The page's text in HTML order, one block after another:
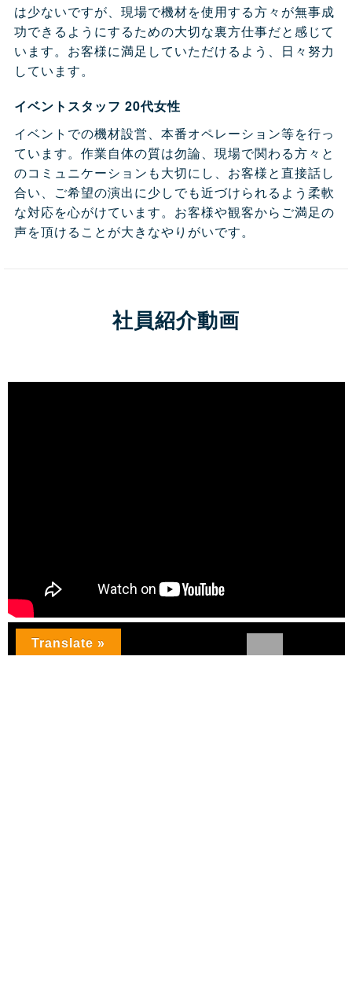
は少ないですが、現場で機材を使用する方々が無事成
功できるようにするための大切な裏方仕事だと感じて
います。お客様に満足していただけるよう、日々努力
しています。
イベントスタッフ 20代女性
イベントでの機材設営、本番オペレーション等を行っ
ています。作業自体の質は勿論、現場で関わる方々と
のコミュニケーションも大切にし、お客様と直接話し
合い、ご希望の演出に少しでも近づけられるよう柔軟
な対応を心がけています。お客様や観客からご満足の
声を頂けることが大きなやりがいです。
社員紹介動画
Translate »